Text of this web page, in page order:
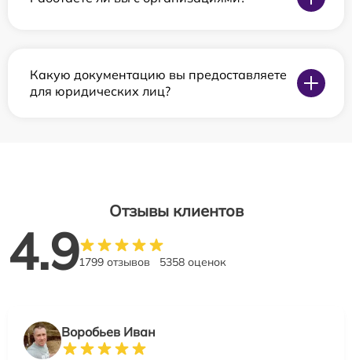
Какую документацию вы предоставляете
для юридических лиц?
Отзывы клиентов
4.91799 отзывов 5358 оценок
Воробьев Иван